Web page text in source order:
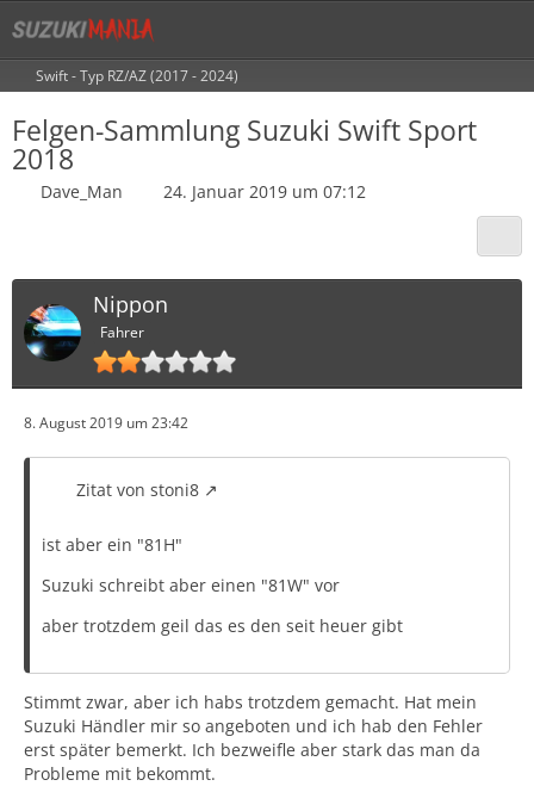
Swift - Typ RZ/AZ (2017 - 2024)
Felgen-Sammlung Suzuki Swift Sport
2018
Dave_Man 24. Januar 2019 um 07:12
Nippon
Fahrer
8. August 2019 um 23:42
Zitat von stoni8
ist aber ein "81H"
Suzuki schreibt aber einen "81W" vor
aber trotzdem geil das es den seit heuer gibt
Stimmt zwar, aber ich habs trotzdem gemacht. Hat mein
Suzuki Händler mir so angeboten und ich hab den Fehler
erst später bemerkt. Ich bezweifle aber stark das man da
Probleme mit bekommt.